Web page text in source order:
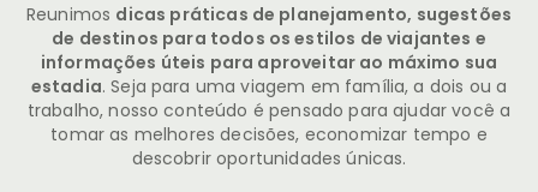
Reunimos dicas práticas de planejamento, sugestões
de destinos para todos os estilos de viajantes e
informações úteis para aproveitar ao máximo sua
estadia. Seja para uma viagem em família, a dois ou a
trabalho, nosso conteúdo é pensado para ajudar você a
tomar as melhores decisões, economizar tempo e
descobrir oportunidades únicas.